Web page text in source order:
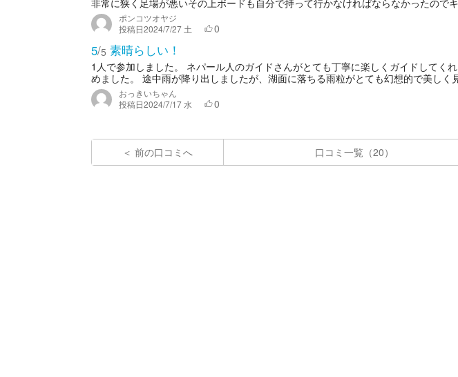
非常に狭く足場が悪いその上ボードも自分で持って行かなければならなかったので
ポンコツオヤジ
投稿日2024/7/27 土 0
5/5 素晴らしい！
1人で参加しました。 ネパール人のガイドさんがとても丁寧に楽しくガイドしてく
めました。 途中雨が降り出しましたが、湖面に落ちる雨粒がとても幻想的で美しく
おっきいちゃん
投稿日2024/7/17 水 0
前の口コミへ 口コミ一覧（20）